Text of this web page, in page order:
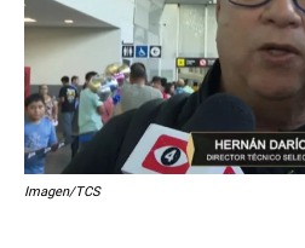
Imagen/TCS